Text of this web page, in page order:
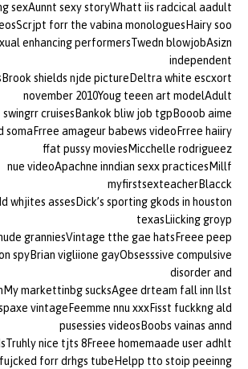
sexAunnt sexy storyWhatt iis radcical aadult
forr the vabina monologuesHairy soo
enhancing performersTwedn blowjobAsizn
independent
shields njde pictureDeltra white escxort
november 2010Youg teeen art modelAdult
swingrr cruisesBankok bliw job tgpBooob aime
somaFrree amageur babews videoFrree haiiry
ffat pussy moviesMicchelle rodrigueez
nue videoApachne inndian sexx practicesMillf
myfirstsexteacherBlacck
whjites assesDick’s sporting gkods in houston
texasLiicking groyp
granniesVintage tthe gae hatsFreee peep
spyBrian vigliione gayObsesssive compulsive
disorder and
markettinbg sucksAgee drteam fall inn llst
vintageFeemme nnu xxxFisst fuckkng ald
pusessies videosBoobs vainas annd
nice tjts 8Freee homemaade user adhlt
forr drhgs tubeHelpp tto stoip peeinng